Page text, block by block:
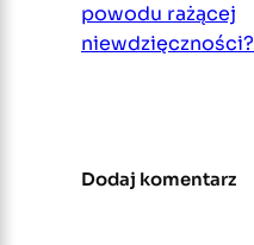
powodu rażącej
niewdzięczności?
Dodaj komentarz